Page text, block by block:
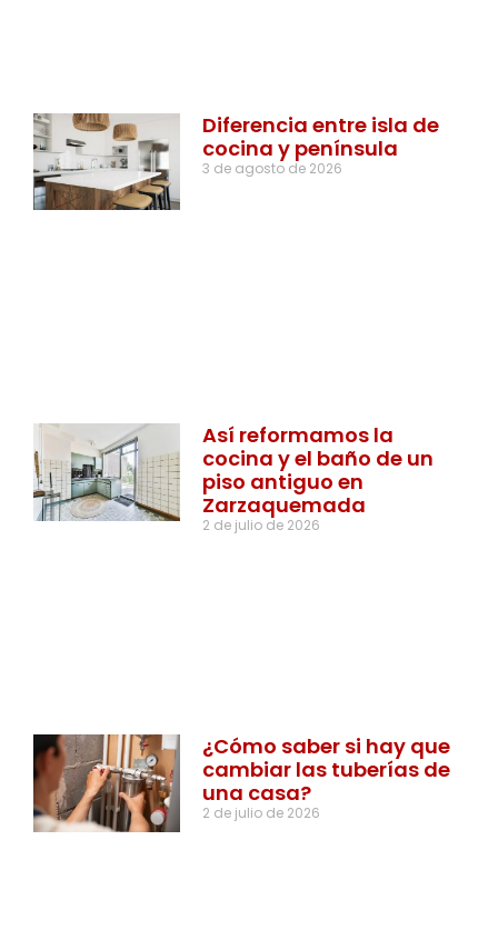
Diferencia entre isla de
cocina y península
3 de agosto de 2026
Así reformamos la
cocina y el baño de un
piso antiguo en
Zarzaquemada
2 de julio de 2026
¿Cómo saber si hay que
cambiar las tuberías de
una casa?
2 de julio de 2026